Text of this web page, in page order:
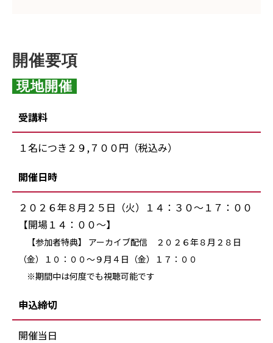
開催要項
現地開催
受講料
１名につき２９,７００円（税込み）
開催日時
２０２６年８月２５日（火）１４：３０～１７：００
【開場１４：００～】
【参加者特典】 アーカイブ配信 ２０２６年８月２８日
（金）１０：００～９月４日（金）１７：００
※期間中は何度でも視聴可能です
申込締切
開催当日